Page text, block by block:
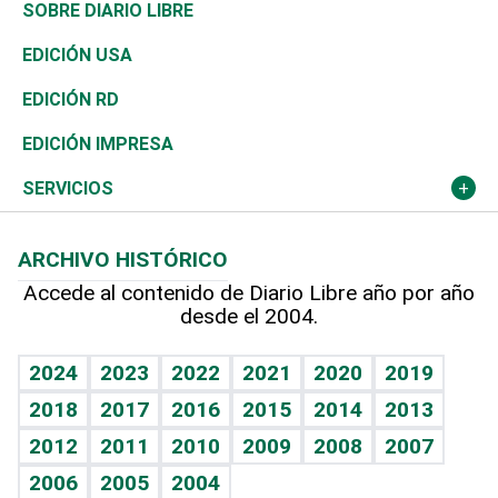
Reportajes
África
Ocenanía
Caribe
Resto del mundo
Consumo
Vivienda
Telecom.
Global y variable
Economía personal
Belleza
Buena Vida
Sociales
Novedades
Podcast Arte Libre
Hablando con el pediatra
Vida y familia
Eñe
Celebrando la vida
Golf
Ciclismo
Tenis
Olimpismo
Más deportes
Línea de hit
TBT Deportivo
De buena tinta
En Directo
El Espía
Noticiero Poteleche
Columnistas
Más firmas
Clima
Tecnología
Historia
Martes de tecnología
Cambio climático
Mundo
Economía
Revista
Deportes
Opinión
Hecho en casa
Guía del dinero
SOBRE DIARIO LIBRE
EDICIÓN USA
EDICIÓN RD
EDICIÓN IMPRESA
SERVICIOS
Cumpleaños
Horóscopos
Crucigramas
ARCHIVO HISTÓRICO
Accede al contenido de Diario Libre año por año
desde el 2004.
2024 2023 2022 2021 2020
2019
2018
2017 2016 2015 2014
2013
2012
2011 2010 2009 2008
2007
2006
2005 2004